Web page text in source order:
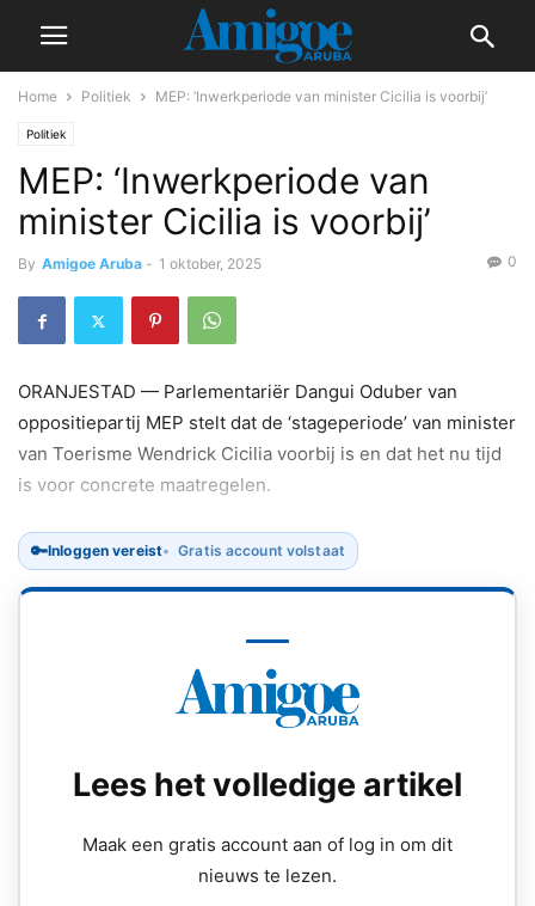
Home Politiek MEP: ‘Inwerkperiode van minister Cicilia is voorbij’
Politiek
MEP: ‘Inwerkperiode van
minister Cicilia is voorbij’
By Amigoe Aruba - 1 oktober, 2025 0
ORANJESTAD — Parlementariër Dangui Oduber van
oppositiepartij MEP stelt dat de ‘stageperiode’ van minister
van Toerisme Wendrick Cicilia voorbij is en dat het nu tijd
is voor concrete maatregelen.
🔑Inloggen vereist Gratis account volstaat
Lees het volledige artikel
Maak een gratis account aan of log in om dit
nieuws te lezen.